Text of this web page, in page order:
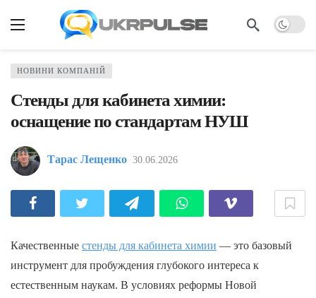
НОВИНИ КОМПАНІЙ
Стенды для кабинета химии:
оснащение по стандартам НУШ
Тарас Лещенко 30.06.2026
Качественные стенды для кабинета химии — это базовый
инструмент для пробуждения глубокого интереса к
естественным наукам. В условиях реформы Новой